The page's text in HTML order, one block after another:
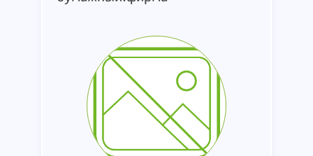
см.изготовитель Китай.дата
изготовления 07.2025.срок
годности не ограничен.на
этикетке надпись MC-7416.на
пакете изображение